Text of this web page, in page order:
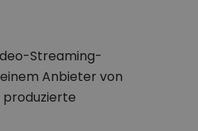
Streaming-
Anbieter von
produzierte